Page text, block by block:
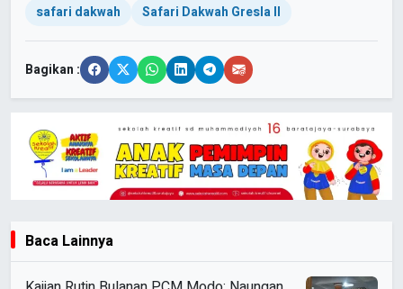
safari dakwah
Safari Dakwah Gresla II
Bagikan :
Baca Lainnya